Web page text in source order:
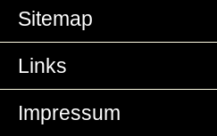
Sitemap
Links
Impressum